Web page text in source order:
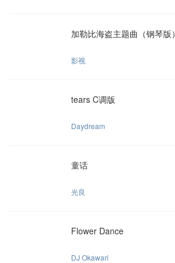
加勒比海盗主题曲（钢琴版）
影视
tears C调版
Daydream
童话
光良
Flower Dance
DJ Okawari